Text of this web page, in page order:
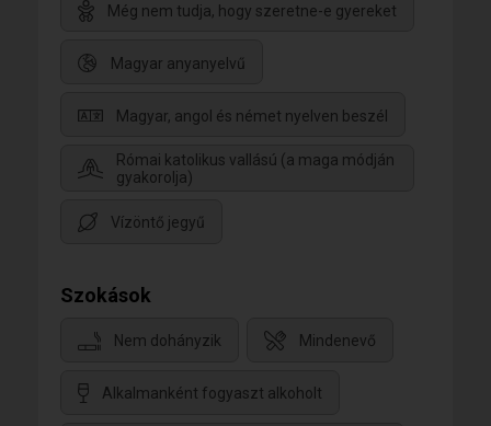
Még nem tudja, hogy szeretne-e gyereket
Magyar anyanyelvű
Magyar, angol és német nyelven beszél
Római katolikus vallású (a maga módján
gyakorolja)
Vízöntő jegyű
Szokások
Nem dohányzik Mindenevő
Alkalmanként fogyaszt alkoholt